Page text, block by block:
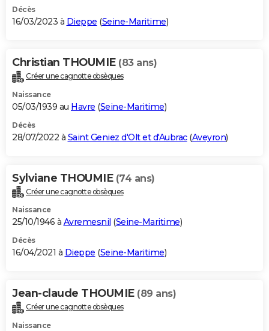
Décès
16/03/2023 à Dieppe (Seine-Maritime)
Christian THOUMIE (83 ans)
Créer une cagnotte obsèques
Naissance
05/03/1939 au Havre (Seine-Maritime)
Décès
28/07/2022 à Saint Geniez d'Olt et d'Aubrac(Aveyron)
Sylviane THOUMIE (74 ans)
Créer une cagnotte obsèques
Naissance
25/10/1946 à Avremesnil (Seine-Maritime)
Décès
16/04/2021 à Dieppe (Seine-Maritime)
Jean-claude THOUMIE (89 ans)
Créer une cagnotte obsèques
Naissance